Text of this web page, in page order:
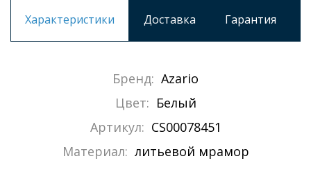
Характеристики Доставка Гарантия
Бренд: Azario
Цвет: Белый
Артикул: CS00078451
Материал: литьевой мрамор